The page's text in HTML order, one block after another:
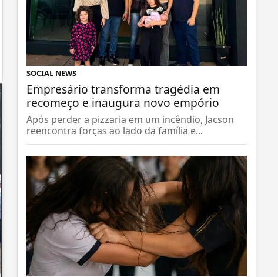
SOCIAL NEWS
Empresário transforma tragédia em
recomeço e inaugura novo empório
Após perder a pizzaria em um incêndio, Jacson
reencontra forças ao lado da família e...